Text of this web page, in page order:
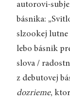
autorovi-
básnika:
slzookej lutne
lebo básnik
slova /
z debutovej
dozrieme,